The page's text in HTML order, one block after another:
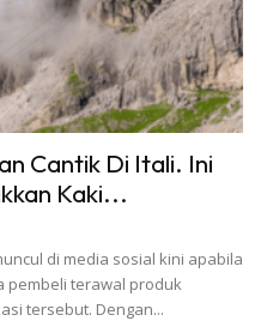
perkhidmatan
mengurangkan kesesakan
pada sambutan Aidilfitri
Cantik Di Itali. Ini
Kaki...
di media sosial kini apabila
pembeli terawal produk
tersebut. Dengan...